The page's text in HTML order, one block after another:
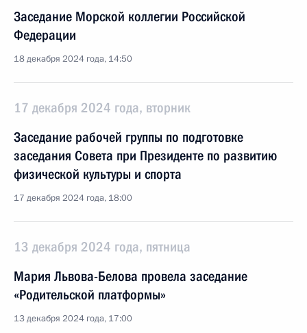
Заседание Морской коллегии Российской
Федерации
18 декабря 2024 года, 14:50
17 декабря 2024 года, вторник
Заседание рабочей группы по подготовке
заседания Совета при Президенте по развитию
физической культуры и спорта
17 декабря 2024 года, 18:00
13 декабря 2024 года, пятница
Мария Львова-Белова провела заседание
«Родительской платформы»
13 декабря 2024 года, 17:00